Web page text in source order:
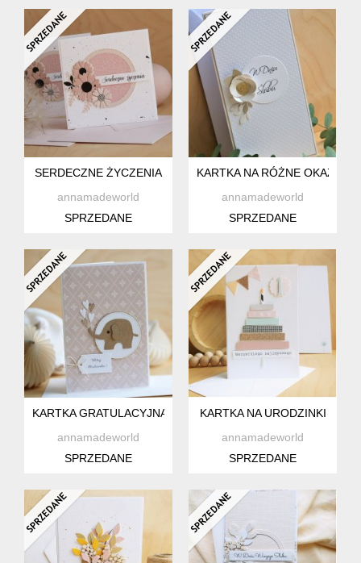
SERDECZNE ŻYCZENIA
annamadeworld
SPRZEDANE
KARTKA NA RÓŻNE OKAZJE -
annamadeworld
SPRZEDANE
KARTKA GRATULACYJNA
annamadeworld
SPRZEDANE
KARTKA NA URODZINKI
annamadeworld
SPRZEDANE